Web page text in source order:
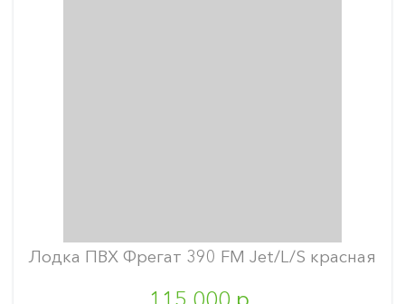
Лодка ПВХ Фрегат 390 FM Jet/L/S красная